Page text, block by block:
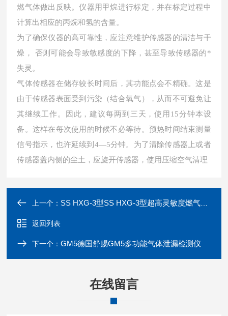
燃气体做出反映。仪器用甲烷进行标定，并在标定过程中
计算出相应的丙烷和氢的含量。
为了确保仪器的高可靠性，应注意维护传感器的清洁与干
燥， 否则可能会导致敏感度的下降，甚至导致传感器的*
失灵。
气体传感器在储存较长时间后，其功能点会不精确。这是
由于传感器表面受到污染（结合氧气），从而不可避免让
其继续工作。因此，建议每两到三天，使用15分钟本设
备。这样在每次使用的时候不必等待。 预热时间结束测量
信号指示，也许延续到4—5分钟。 为了清除传感器上或者
传感器盖内侧的尘土，应旋开传感器，使用压缩空气清理
上一个： SS HXG-3型SS HXG-3型超高灵敏度燃气检测仪
返回列表
下一个：GM5德国舒赐GM5多功能气体泄漏检测仪
在线留言